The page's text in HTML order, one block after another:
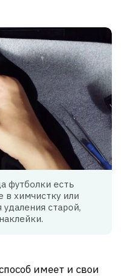
футболки есть
в химчистку или
старой,
имеет и свои